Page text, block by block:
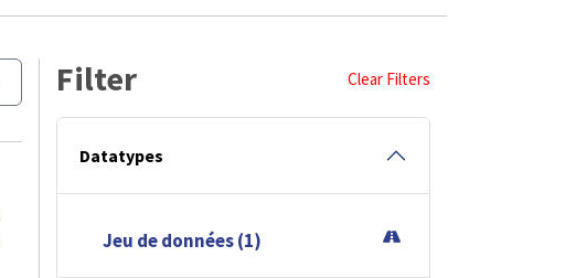
Filter Clear Filters
Datatypes
Jeu de données (1)